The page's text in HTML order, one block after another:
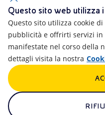
ALTRI LINK
Accessibilità
Newsletter
Questo sito web utilizza
Questo sito utilizza cookie
pubblicità e offrirti servizi
manifestate nel corso della
dettagli visita la nostra